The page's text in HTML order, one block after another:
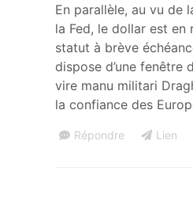
En parallèle, au vu de
la Fed, le dollar est en
statut à brève
dispose d’une fenêtre
vire manu militari
la confiance des
Répondre Lien